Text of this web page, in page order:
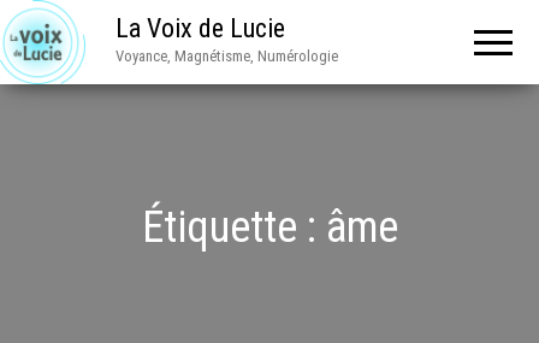
La Voix de Lucie
Voyance, Magnétisme, Numérologie
Étiquette : âme